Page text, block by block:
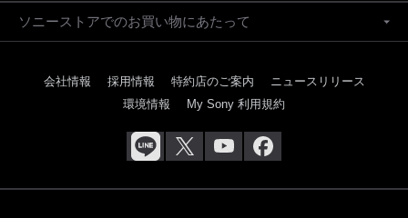
ソニーストアでのお買い物にあたって
会社情報 採用情報 特約店のご案内
ニュースリリース
環境情報
My Sony 利用規約